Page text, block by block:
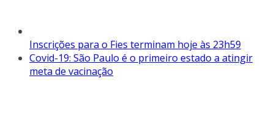
Inscrições para o Fies terminam hoje às 23h59
Covid-19: São Paulo é o primeiro estado a atingir
meta de vacinação